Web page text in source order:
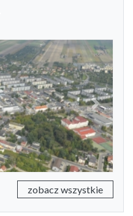
Next
zobacz wszystkie